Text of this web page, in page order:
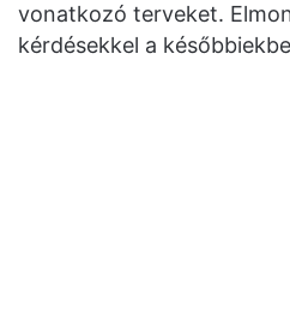
vonatkozó terveket.
kérdésekkel a